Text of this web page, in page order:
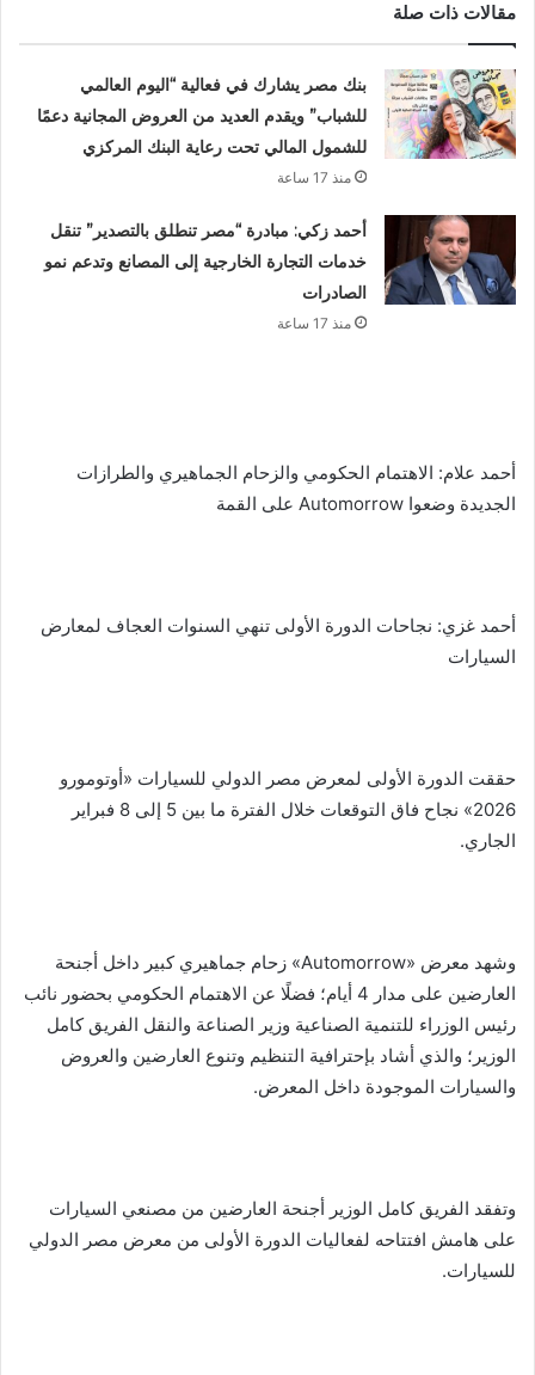
مقالات ذات صلة
بنك مصر يشارك في فعالية “اليوم العالمي
للشباب” ويقدم العديد من العروض المجانية دعمًا
للشمول المالي تحت رعاية البنك المركزي
منذ 17 ساعة
أحمد زكي: مبادرة “مصر تنطلق بالتصدير” تنقل
خدمات التجارة الخارجية إلى المصانع وتدعم نمو
الصادرات
منذ 17 ساعة
أحمد علام: الاهتمام الحكومي والزحام الجماهيري والطرازات
الجديدة وضعوا Automorrow على القمة
أحمد غزي: نجاحات الدورة الأولى تنهي السنوات العجاف لمعارض
السيارات
حققت الدورة الأولى لمعرض مصر الدولي للسيارات «أوتومورو
2026» نجاح فاق التوقعات خلال الفترة ما بين 5 إلى 8 فبراير
الجاري.
وشهد معرض «Automorrow» زحام جماهيري كبير داخل أجنحة
العارضين على مدار 4 أيام؛ فضلًا عن الاهتمام الحكومي بحضور نائب
رئيس الوزراء للتنمية الصناعية وزير الصناعة والنقل الفريق كامل
الوزير؛ والذي أشاد بإحترافية التنظيم وتنوع العارضين والعروض
والسيارات الموجودة داخل المعرض.
وتفقد الفريق كامل الوزير أجنحة العارضين من مصنعي السيارات
على هامش افتتاحه لفعاليات الدورة الأولى من معرض مصر الدولي
للسيارات.